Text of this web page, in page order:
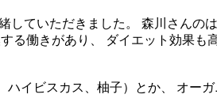
ていただきました。 森川さん
る働きがあり、 ダイエット効果
イビスカス、柚子）とか、 オー